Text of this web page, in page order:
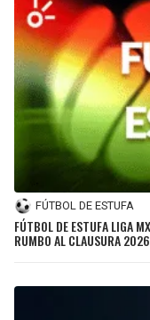
FÚTBOL DE ESTUFA
FÚTBOL DE ESTUFA LIGA
RUMBO AL CLAUSURA 2026